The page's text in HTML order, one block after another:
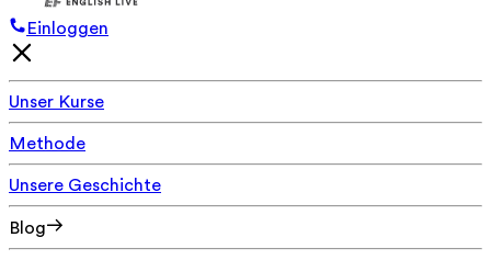
Einloggen
Unser Kurse
Methode
Unsere Geschichte
Blog